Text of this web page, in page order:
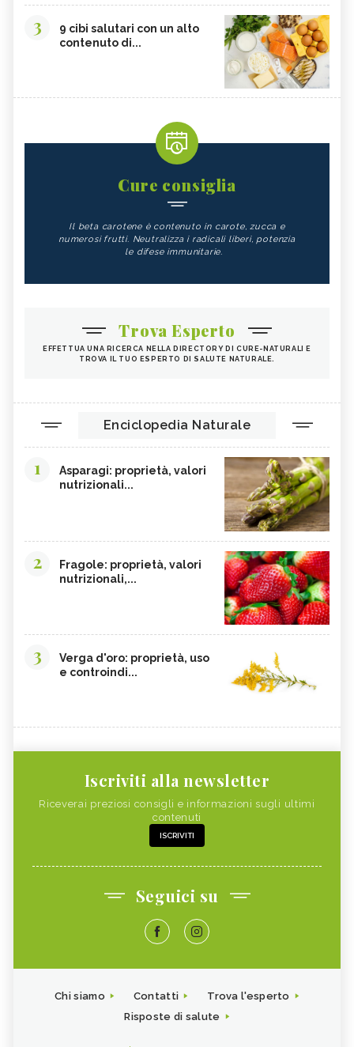
3
9 cibi salutari con un alto
contenuto di...
Cure consiglia
Il beta carotene è contenuto in carote, zucca e
numerosi frutti. Neutralizza i radicali liberi, potenzia
le difese immunitarie.
Trova Esperto
EFFETTUA UNA RICERCA NELLA DIRECTORY DI CURE-NATURALI E
TROVA IL TUO ESPERTO DI SALUTE NATURALE.
Enciclopedia Naturale
1
Asparagi: proprietà, valori
nutrizionali...
2
Fragole: proprietà, valori
nutrizionali,...
3
Verga d'oro: proprietà, uso
e controindi...
Iscriviti alla newsletter
Riceverai preziosi consigli e informazioni sugli ultimi
contenuti
ISCRIVITI
Seguici su
Chi siamo Contatti
Trova l'esperto
Risposte di salute